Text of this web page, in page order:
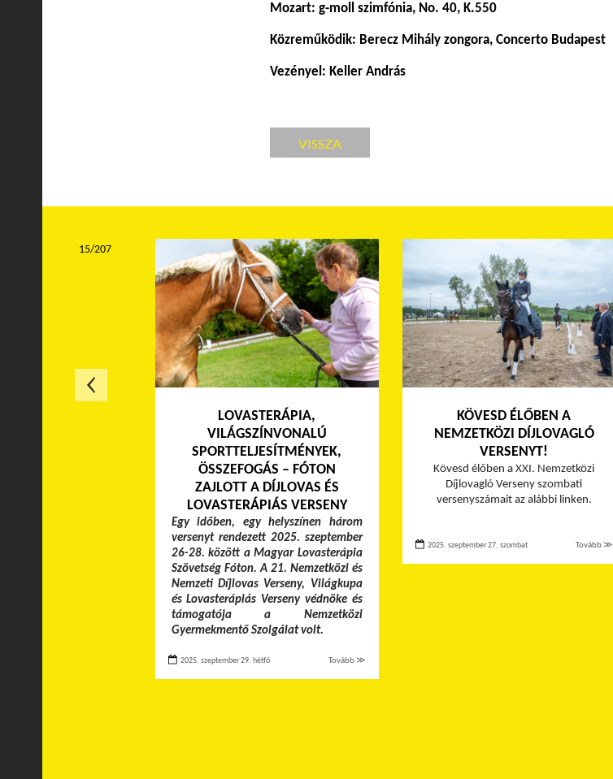
Mozart: g-moll szimfónia, No. 40, K.550
Közreműködik: Berecz Mihály zongora, Concerto Budapest
Vezényel: Keller András
VISSZA
LOVASTERÁPIA,
VILÁGSZÍNVONALÚ
SPORTTELJESÍTMÉNYEK,
ÖSSZEFOGÁS – FÓTON
ZAJLOTT A DÍJLOVAS ÉS
LOVASTERÁPIÁS VERSENY
Egy időben, egy helyszínen három
versenyt rendezett 2025. szeptember
26-28. között a Magyar Lovasterápia
Szövetség Fóton. A 21. Nemzetközi és
Nemzeti Díjlovas Verseny, Világkupa
és Lovasterápiás Verseny védnöke és
támogatója a Nemzetközi
Gyermekmentő Szolgálat volt.
2025. szeptember 29. hétfő Tovább ≫
KÖVESD ÉLŐBEN A
NEMZETKÖZI DÍJLOVAGLÓ
VERSENYT!
Kövesd élőben aXXI. Nemzetközi
Díjlovagló Verseny szombati
versenyszámait az alábbi linken.
2025. szeptember 27. szombat Tovább ≫
15/207